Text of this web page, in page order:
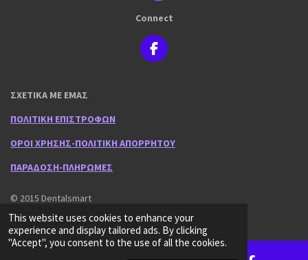
This website uses cookies to enhance your
experience and display tailored ads. By clicking
"Accept", you consent to the use of all the cookies.
Connect
F
a
k
ΣΧΕΤΙΚΑ ΜΕ ΕΜΑΣ
ΠΟΛΙΤΙΚΗ ΕΠΙΣΤΡΟΦΩΝ
ΟΡΟΙ ΧΡΗΣΗΣ-ΠΟΛΙΤΙΚΗ ΑΠΟΡΡΗΤΟΥ
ΠΑΡΑΔΟΣΗ-ΠΛΗΡΩΜΕΣ
© 2015 Dentalsmart
Powered by Webador